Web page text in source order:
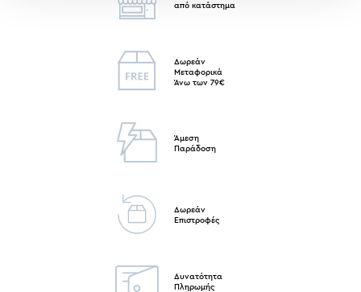
από κατάστημα
Δωρεάν
Μεταφορικά
Άνω των 79€
Άμεση
Παράδοση
Δωρεάν
Επιστροφές
Δυνατότητα
Πληρωμής